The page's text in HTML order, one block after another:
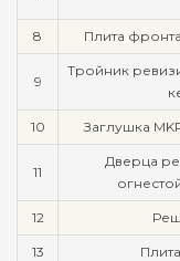
8 Плита
9
Тройник
10 Заглушка
11
Дверца
12
13